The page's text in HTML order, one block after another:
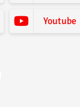
Youtube